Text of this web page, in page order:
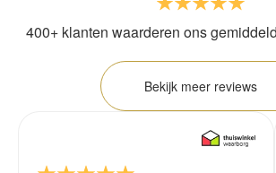
400+ klanten waarderen ons
Bekijk meer reviews